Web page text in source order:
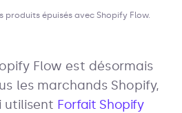
produits épuisés avec Shopify Flow.
Flow est désormais
les marchands Shopify,
utilisent Forfait Shopify